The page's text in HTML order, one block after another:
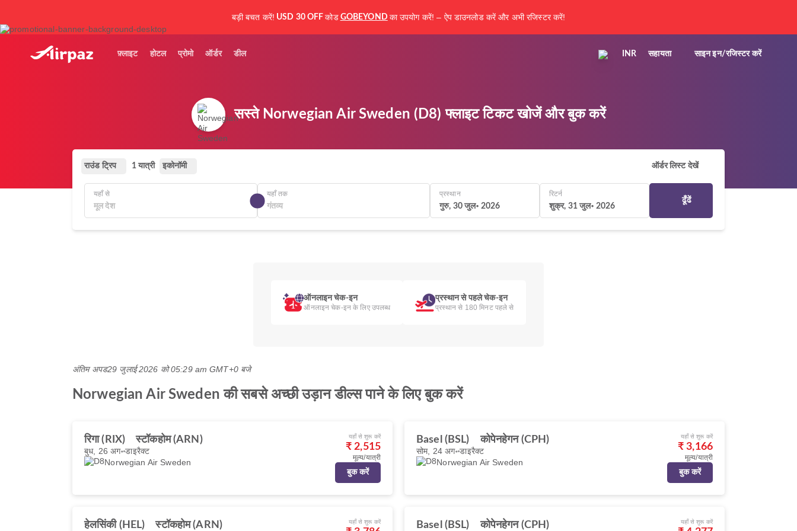
बड़ी बचत करें! USD 30 OFF कोड GOBEYOND का उपयोग करें! – ऐप डाउनलोड करें और अभी रजिस्टर करें!
फ़्लाइट होटल प्रोमो ऑर्डर डील INR सहायता साइन इन/रजिस्टर करें
सस्ते Norwegian Air Sweden (D8) फ्लाइट टिकट खोजें और बुक करें
राउंड ट्रिप 1 यात्री इकोनॉमी ऑर्डर लिस्ट देखें
यहाँ से यहाँ तक
प्रस्थान
गुरु, 30 जुल॰ 2026
रिटर्न
शुक्र, 31 जुल॰ 2026
ढूँढें
ऑनलाइन चेक-इन
ऑनलाइन चेक-इन के लिए उपलब्ध
प्रस्थान से पहले चेक-इन
प्रस्थान से 180 मिनट पहले से
अंतिम अपड29 जुलाई 2026 को 05:29 am GMT+0 बजे
Norwegian Air Sweden की सबसे अच्छी उड़ान डील्स पाने के लिए बुक करें
रिगा (RIX) स्टॉकहोम (ARN)
बुध, 26 अग॰डाइरैक्ट
Norwegian Air Sweden
यहाँ से शुरू करें
₹ 2,515
मूल्य/यात्री
बुक करें
Basel (BSL) कोपेनहेगन (CPH)
सोम, 24 अग॰डाइरैक्ट
Norwegian Air Sweden
यहाँ से शुरू करें
₹ 3,166
मूल्य/यात्री
बुक करें
हेलसिंकी (HEL) स्टॉकहोम (ARN) यहाँ से शुरू करें Basel (BSL) कोपेनहेगन (CPH) यहाँ से शुरू करें